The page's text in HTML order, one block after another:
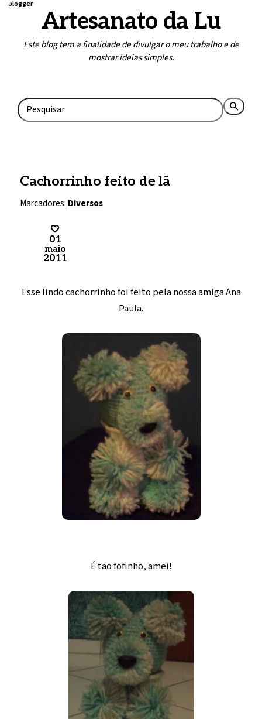
blogger
Artesanato da Lu
Este blog tem a finalidade de divulgar o meu trabalho e de
mostrar ideias simples.
search
Cachorrinho feito de lã
Marcadores: Diversos
01
maio
2011
Esse lindo cachorrinho foi feito pela nossa amiga Ana
Paula.
É tão fofinho, amei!